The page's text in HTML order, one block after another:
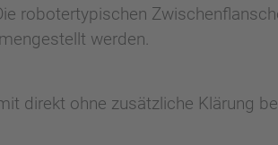
robotertypischen
werden.
direkt ohne zusätzliche Klärung